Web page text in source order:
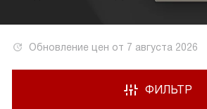
Обновление цен от 7 августа 2026
ФИЛЬТР